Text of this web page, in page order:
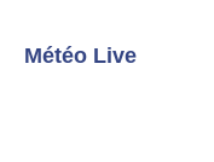
Météo Live